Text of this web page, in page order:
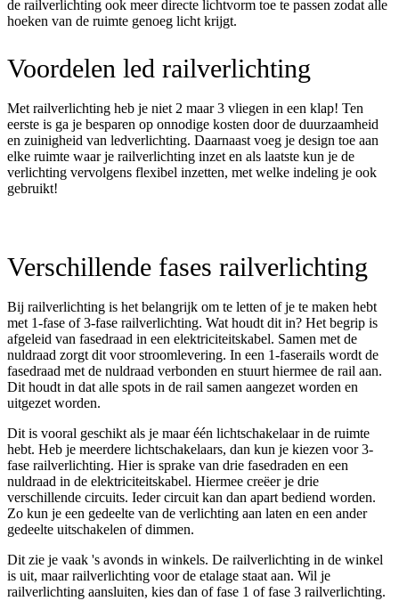
de railverlichting ook meer directe lichtvorm toe te passen zodat alle
hoeken van de ruimte genoeg licht krijgt.
Voordelen led railverlichting
Met railverlichting heb je niet 2 maar 3 vliegen in een klap! Ten
eerste is ga je besparen op onnodige kosten door de duurzaamheid
en zuinigheid van ledverlichting. Daarnaast voeg je design toe aan
elke ruimte waar je railverlichting inzet en als laatste kun je de
verlichting vervolgens flexibel inzetten, metwelke indeling je ook
gebruikt!
Verschillende fases railverlichting
Bij railverlichting is het belangrijk om te letten of je te maken hebt
met 1-fase of 3-fase railverlichting. Wat houdt dit in? Het begrip is
afgeleid van fasedraad in een elektriciteitskabel. Samen met de
nuldraad zorgt dit voor stroomlevering. In een 1-faserails wordt de
fasedraad met de nuldraad verbonden en stuurt hiermee de rail aan.
Dit houdt in dat alle spots in de rail samen aangezet worden en
uitgezet worden.
Dit is vooral geschikt als je maar één lichtschakelaar in de ruimte
hebt. Heb je meerdere lichtschakelaars, dan kun je kiezen voor 3-
fase railverlichting. Hier is sprake van drie fasedraden en een
nuldraad in de elektriciteitskabel. Hiermee creëer je drie
verschillende circuits. Ieder circuit kan dan apart bediend worden.
Zo kun je een gedeelte van de verlichting aan laten en een ander
gedeelte uitschakelen of dimmen.
Dit zie je vaak 's avonds in winkels. De railverlichting in de winkel
is uit, maar railverlichting voor de etalage staat aan. Wil je
railverlichting aansluiten, kies dan of fase 1 of fase 3 railverlichting.